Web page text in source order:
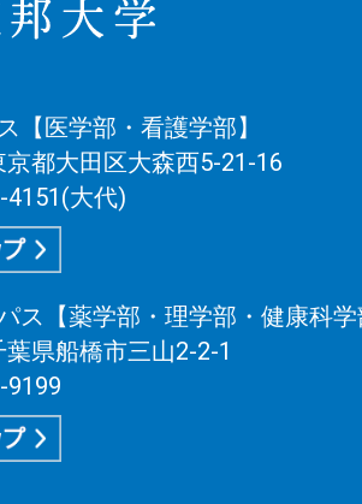
【医学部・看護学部】
都大田区大森西5-21-16
4151(大代)
ス【薬学部・理学部・健康科
県船橋市三山2-2-1
9199